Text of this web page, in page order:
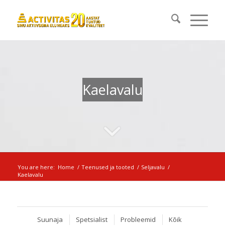
Kaelavalu
You are here: Home / Teenused ja tooted / Seljavalu /
Kaelavalu
Suunaja Spetsialist Probleemid Kõik